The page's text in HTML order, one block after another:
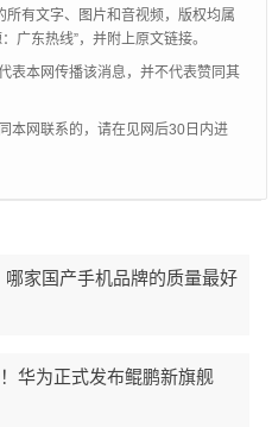
豪华品牌，它的名字叫做捷尼赛
现代官方就再次发布该品牌全新中
——捷尼赛思G80。
所有文字、图片和音视频，版权均属
广东热线”，并附上原文链接。
表本网传播该消息，并不代表赞同其
本网联系的，请在见网后30日内进
哪家国产手机品牌的质量最好
华为正式发布鲲鹏新旗舰